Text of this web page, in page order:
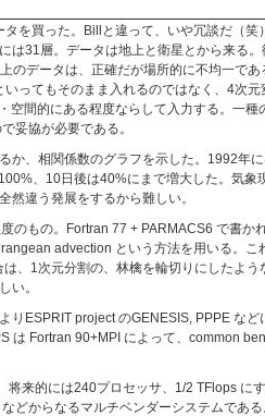
を買った。Billと違って、いや冗談だ（
は31層。データは地上と衛星とから来る
のデータは、正確だが場所的に不均一で
ってもそのまま入れるのではなく、4次
空間的にある程度ならして入力する。一
妥協が必要である。
か、相関係数のグラフを示した。1992年
、10日後は40%にまで増大した。気象
然違う発展をするから難しい。
のもの。Fortran 77 + PARMACS6 で書か
advection という方法を用いる。こ
、1次元分割の、林檎を輪切りにしたよ
い。
りESPRIT project のGENESIS, PPPE な
は Fortran 90+MPI によって、common
来的には240プロセッサ、1/2 TFlops に
どからなるマルチベンダーシステムであ